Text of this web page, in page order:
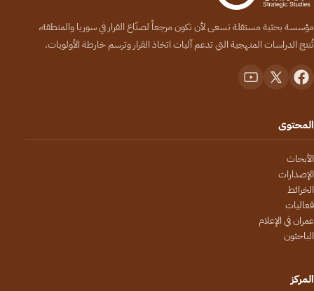
مؤسسة بحثية مستقلة تسعى لأن تكون مرجعاً لصنّاع القرار في سوريا والمنطقة،
تُنتج الدراسات المنهجية التي تدعم آليات اتخاذ القرار وترسم خارطة الأولويات.
المحتوى
الأبحاث
الإصدارات
الخرائط
فعاليات
عمران في الإعلام
الباحثون
المركز